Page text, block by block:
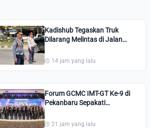
Kadishub Tegaskan Truk
Dilarang Melintas di Jalan
Perintahkan Putar Balik!
14 jam yang lalu
Forum GCMC IMT-GT Ke-9 di
Pekanbaru Sepakati
Bersama Kota Hijau
21 jam yang lalu